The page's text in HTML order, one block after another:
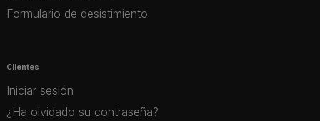
Formulario de desistimiento
Clientes
Iniciar sesión
¿Ha olvidado su contraseña?